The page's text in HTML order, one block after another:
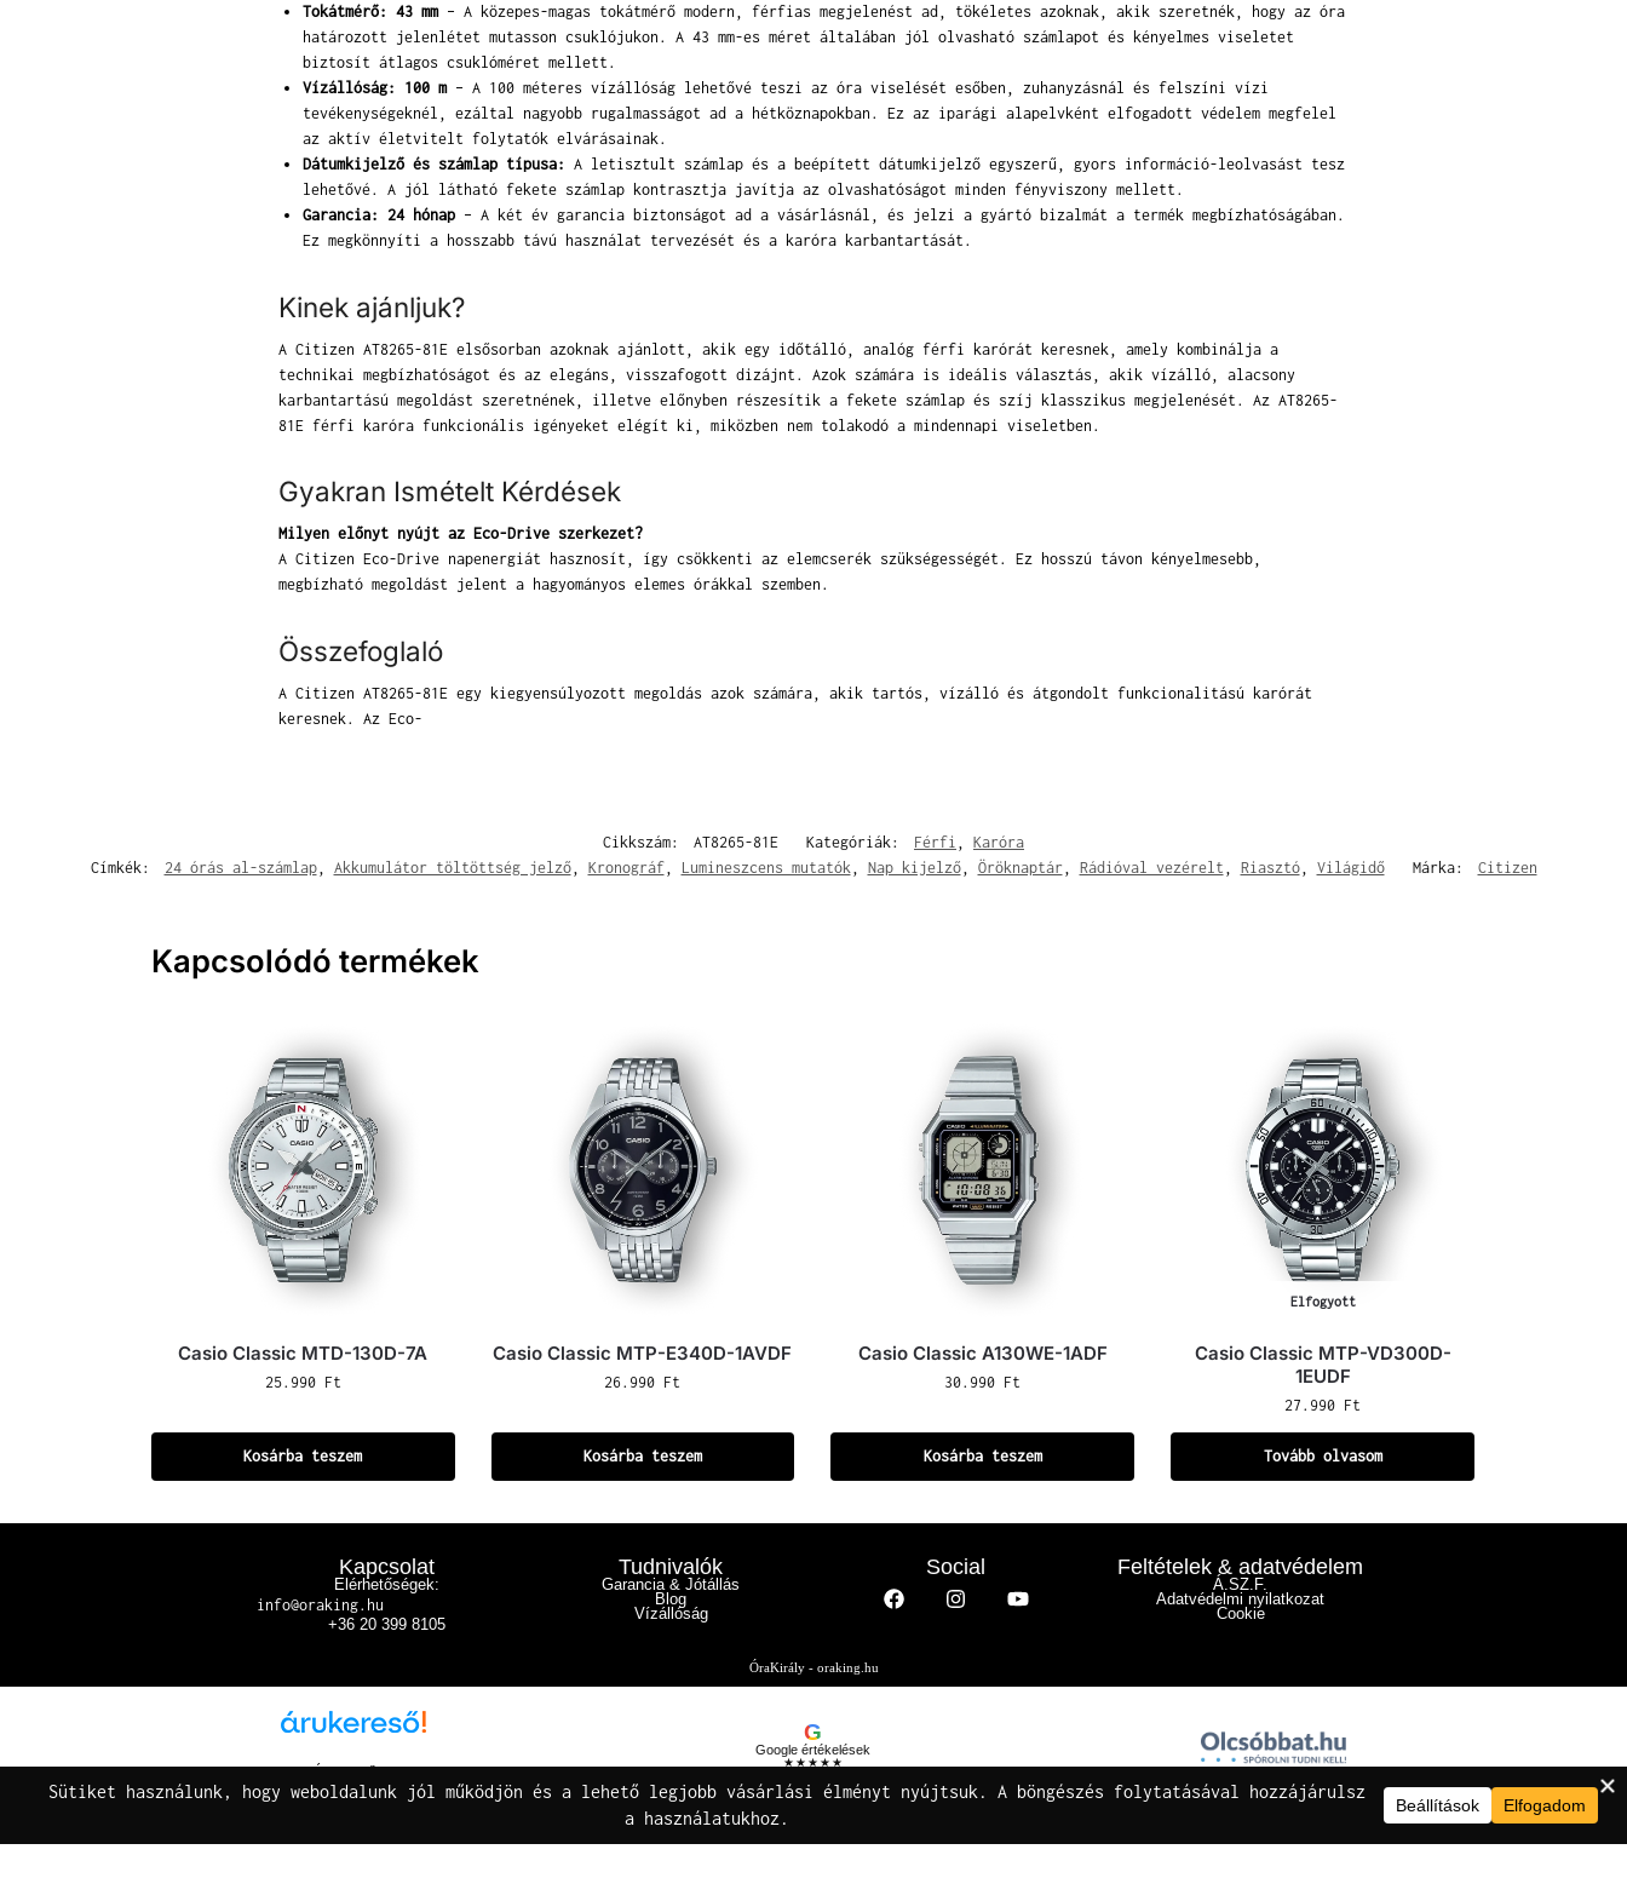
Tokátmérő: 43 mm– A közepes-magas tokátmérő modern, férfias megjelenést ad, tökéletes azoknak, akik szeretnék, hogy az óra
határozott jelenlétet mutasson csuklójukon. A 43 mm-es méret általában jól olvasható számlapot és kényelmes viseletet
biztosít átlagos csuklóméret mellett.
Vízállóság: 100 m– A 100 méteres vízállóság lehetővé teszi az óra viselését esőben, zuhanyzásnál és felszíni vízi
tevékenységeknél, ezáltal nagyobb rugalmasságot ad a hétköznapokban. Ez az iparági alapelvként elfogadott védelem megfelel
az aktív életvitelt folytatók elvárásainak.
Dátumkijelző és számlap típusa: A letisztult számlap és a beépített dátumkijelző egyszerű, gyors információ-leolvasást tesz
lehetővé. A jól látható fekete számlap kontrasztja javítja az olvashatóságot minden fényviszony mellett.
Garancia: 24 hónap– A két év garancia biztonságot ad a vásárlásnál, és jelzi a gyártó bizalmát a termék megbízhatóságában.
Ez megkönnyíti a hosszabb távú használat tervezését és a karóra karbantartását.
Kinek ajánljuk?
A Citizen AT8265-81E elsősorban azoknak ajánlott, akik egy időtálló, analóg férfi karórát keresnek, amely kombinálja a
technikai megbízhatóságot és az elegáns, visszafogott dizájnt. Azok számára is ideális választás, akik vízálló, alacsony
karbantartású megoldást szeretnének, illetve előnyben részesítik a fekete számlap és szíj klasszikus megjelenését. Az AT8265-
81E férfi karóra funkcionális igényeket elégít ki, miközben nem tolakodó a mindennapi viseletben.
Gyakran Ismételt Kérdések
Milyen előnyt nyújt az Eco-Drive szerkezet?
A Citizen Eco-Drive napenergiát hasznosít, így csökkenti az elemcserék szükségességét. Ez hosszú távon kényelmesebb,
megbízható megoldást jelent a hagyományos elemes órákkal szemben.
Összefoglaló
A Citizen AT8265-81E egy kiegyensúlyozott megoldás azok számára, akik tartós, vízálló és átgondolt funkcionalitású karórát
keresnek. Az Eco-
Cikkszám: AT8265-81E Kategóriák: Férfi , Karóra
Címkék:
24 órás al-számlap, Akkumulátor töltöttség jelző, Kronográf, Lumineszcens mutatók, Nap kijelző, Öröknaptár, Rádióval vezérelt , Riasztó, Világidő Márka: Citizen
Kapcsolódó termékek
Casio Classic MTD-130D-7A
25.990 Ft
Kosárba teszem
Casio Classic MTP-E340D-1AVDF
26.990 Ft
Kosárba teszem
Casio Classic A130WE-1ADF
30.990 Ft
Kosárba teszem
Elfogyott
Casio Classic MTP-VD300D-
1EUDF
27.990 Ft
Tovább olvasom
Kapcsolat
Elérhetőségek:
info@oraking.hu
+36 20 399 8105
Tudnivalók
Garancia & Jótállás
Blog
Vízállóság
Social Feltételek & adatvédelem
Á.SZ.F.
Adatvédelmi nyilatkozat
Cookie
ÓraKirály - oraking.hu
Árukereső.hu
G
Google értékelések
★★★★★
Buza Gáspár E.V.